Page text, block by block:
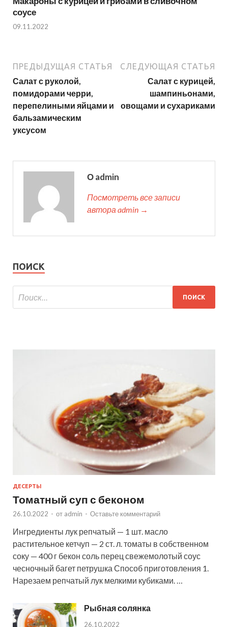
соусе
09.11.2022
ПРЕДЫДУЩАЯ СТАТЬЯ
Салат с руколой,
помидорами черри,
перепелиными яйцами и
бальзамическим
уксусом
СЛЕДУЮЩАЯ СТАТЬЯ
Салат с курицей,
шампиньонами,
овощами и сухариками
О admin
Посмотреть все записи
автора admin →
ПОИСК
ДЕСЕРТЫ
Томатный суп с беконом
26.10.2022 - от admin - Оставьте комментарий
Ингредиенты лук репчатый — 1 шт. масло
растительное кетчуп — 2 ст. л. томаты в собственном
соку — 400 г бекон соль перец свежемолотый соус
чесночный багет петрушка Способ приготовления 1.
Нарезаем репчатый лук мелкими кубиками. …
Рыбная солянка
26.10.2022